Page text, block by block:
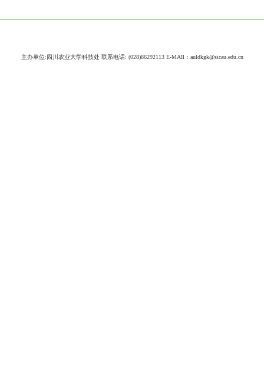
主办单位:四川农业大学科技处 联系电话: (028)86292113 E-MAIl：auldkgk@sicau.edu.cn